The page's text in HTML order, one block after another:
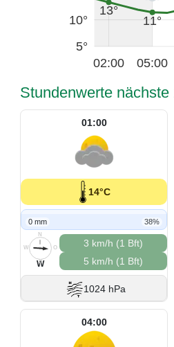
5°
10°
13°
11°
02:00 05:00
Stundenwerte nächste
01:00
14°C
0 mm 38%
N
O
S
W
W
3 km/h (1 Bft)
5 km/h (1 Bft)
1024 hPa
04:00